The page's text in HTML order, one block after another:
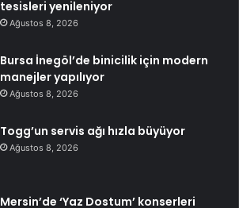
tesisleri yenileniyor
Ağustos 8, 2026
Bursa İnegöl’de binicilik için modern
manejler yapılıyor
Ağustos 8, 2026
Togg’un servis ağı hızla büyüyor
Ağustos 8, 2026
Mersin’de ‘Yaz Dostum’ konserleri